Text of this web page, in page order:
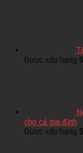
Được xếp hạng
cho cả gia đình
Được xếp hạng